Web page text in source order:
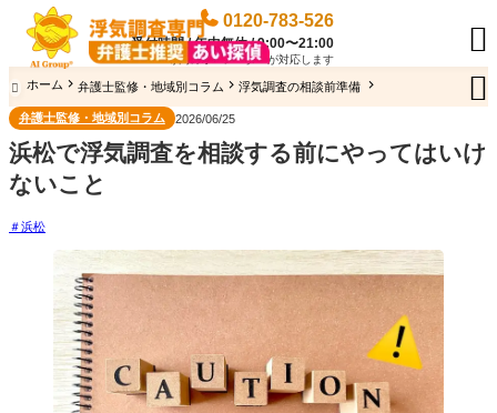
0120-783-526
受付時間 / 年中無休 / 9:00〜21:00
専門のオペレーターが対応します


 ホーム 弁護士監修・地域別コラム 浮気調査の相談前準備
弁護士監修・地域別コラム 2026/06/25
浜松で浮気調査を相談する前にやってはいけ
ないこと
浜松